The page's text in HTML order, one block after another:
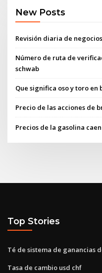
New Posts
Revisión diaria de
Número de ruta de
schwab
Que significa oso y toro en
Precio de las acciones de
Precios de la gasolina
Top Stories
Té de sistema de ganancias
Tasa de cambio usd chf